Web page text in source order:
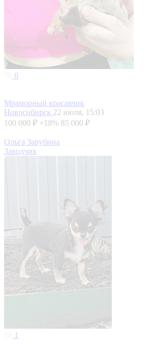
6
Мраморный красавчик
Новосибирск 22 июля, 15:03
100 000 ₽ +18% 85 000 ₽
Ольга Зарубина
Заводчик
1